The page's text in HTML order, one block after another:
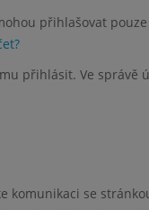
přihlašovat
přihlásit. Ve
komunikaci se